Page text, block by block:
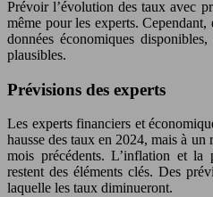
Prévoir l’évolution des taux avec
même pour les experts. Cependant,
données économiques
plausibles.
Prévisions des experts
Les experts financiers et
hausse des taux en 2024, mais à
mois précédents. L’inflation et
restent des éléments clés. Des
laquelle les taux diminueront.